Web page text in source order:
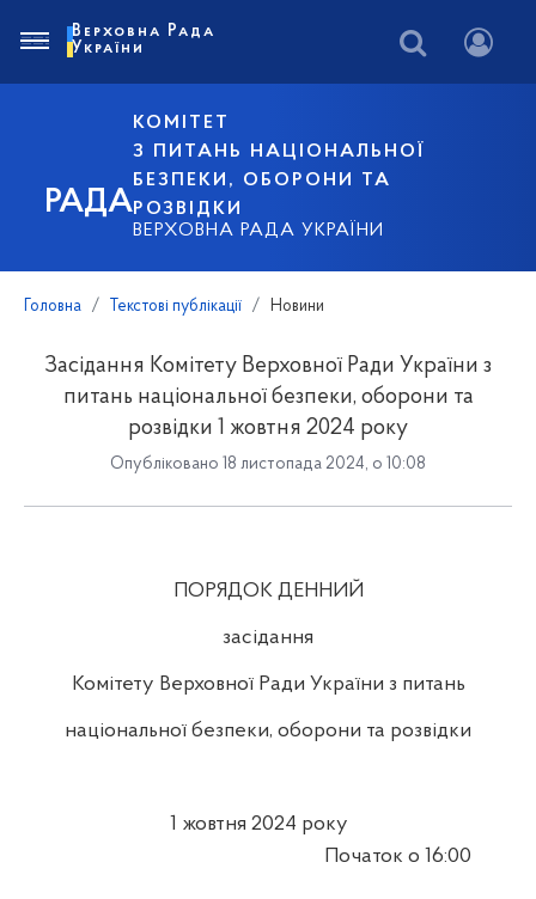
РАДА
КОМІТЕТ
З ПИТАНЬ НАЦІОНАЛЬНОЇ
БЕЗПЕКИ, ОБОРОНИ ТА
РОЗВІДКИ
ВЕРХОВНА РАДА УКРАЇНИ
Верховна Рада
України
Головна Текстові публікації Новини
Засідання Комітету Верховної Ради України з
питань національної безпеки, оборони та
розвідки 1 жовтня 2024 року
Опубліковано 18 листопада 2024, о 10:08
ПОРЯДОК ДЕННИЙ
засідання
Комітету Верховної Ради України з питань
національної безпеки, оборони та розвідки
1 жовтня 2024 року
Початок о 16:00